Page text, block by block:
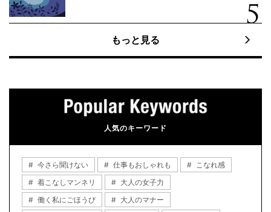
もっと見る
人気のキーワード
今さら聞けない 仕事もおしゃれも
こなれ感
着こなしマンネリ
大人の女子力
働く私にごほうび
大人のマナー